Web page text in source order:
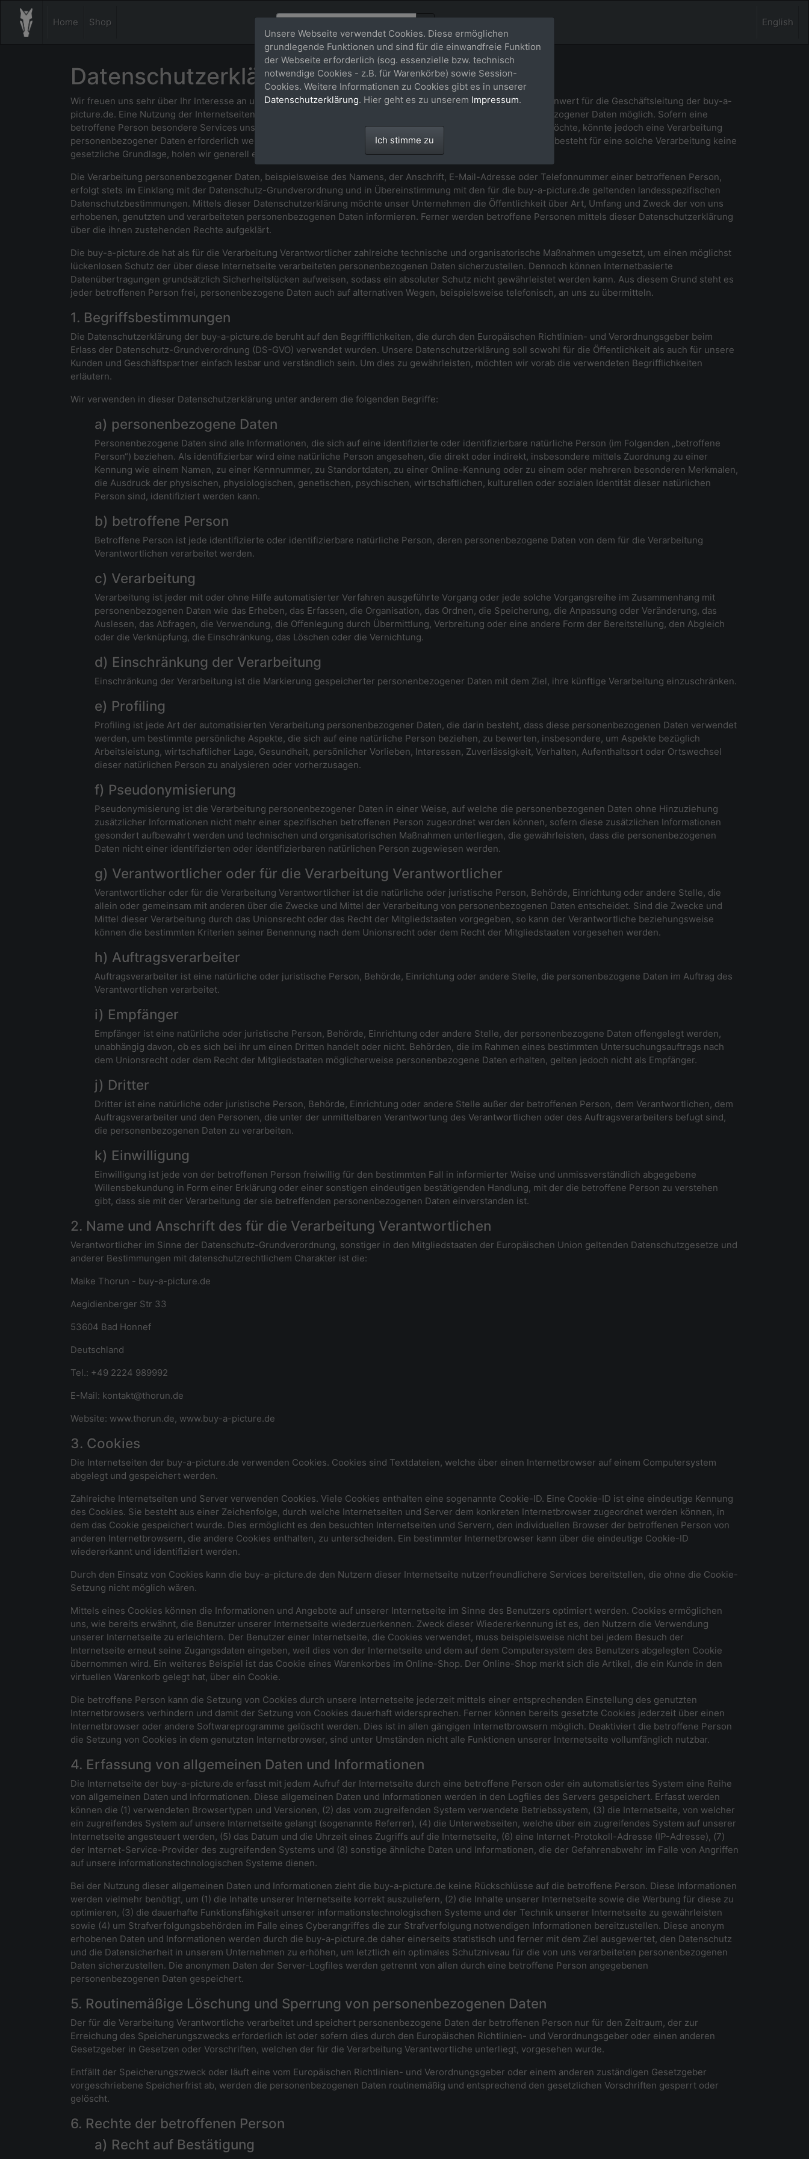
Home Shop English
Datenschutzerklärung
Wir freuen uns sehr über Ihr Interesse an unserem Unternehmen. Datenschutz hat einen besonders hohen Stellenwert für die Geschäftsleitung der buy-a-
picture.de. Eine Nutzung der Internetseiten der buy-a-picture.de ist grundsätzlich ohne jede Angabe personenbezogener Daten möglich. Sofern eine
betroffene Person besondere Services unseres Unternehmens über unsere Internetseite in Anspruch nehmen möchte, könnte jedoch eine Verarbeitung
personenbezogener Daten erforderlich werden. Ist die Verarbeitung personenbezogener Daten erforderlich und besteht für eine solche Verarbeitung keine
gesetzliche Grundlage, holen wir generell eine Einwilligung der betroffenen Person ein.
Die Verarbeitung personenbezogener Daten, beispielsweise des Namens, der Anschrift, E-Mail-Adresse oder Telefonnummer einer betroffenen Person,
erfolgt stets im Einklang mit der Datenschutz-Grundverordnung und in Übereinstimmung mit den für die buy-a-picture.de geltenden landesspezifischen
Datenschutzbestimmungen. Mittels dieser Datenschutzerklärung möchte unser Unternehmen die Öffentlichkeit über Art, Umfang und Zweck der von uns
erhobenen, genutzten und verarbeiteten personenbezogenen Daten informieren. Ferner werden betroffene Personen mittels dieser Datenschutzerklärung
über die ihnen zustehenden Rechte aufgeklärt.
Die buy-a-picture.de hat als für die Verarbeitung Verantwortlicher zahlreiche technische und organisatorische Maßnahmen umgesetzt, um einen möglichst
lückenlosen Schutz der über diese Internetseite verarbeiteten personenbezogenen Daten sicherzustellen. Dennoch können Internetbasierte
Datenübertragungen grundsätzlich Sicherheitslücken aufweisen, sodass ein absoluter Schutz nicht gewährleistet werden kann. Aus diesem Grund steht es
jeder betroffenen Person frei, personenbezogene Daten auch auf alternativen Wegen, beispielsweise telefonisch, an uns zu übermitteln.
1. Begriffsbestimmungen
Die Datenschutzerklärung der buy-a-picture.de beruht auf den Begrifflichkeiten, die durch den Europäischen Richtlinien- und Verordnungsgeber beim
Erlass der Datenschutz-Grundverordnung (DS-GVO) verwendet wurden. Unsere Datenschutzerklärung soll sowohl für die Öffentlichkeit als auch für unsere
Kunden und Geschäftspartner einfach lesbar und verständlich sein. Um dies zu gewährleisten, möchten wir vorab die verwendeten Begrifflichkeiten
erläutern.
Wir verwenden in dieser Datenschutzerklärung unter anderem die folgenden Begriffe:
a) personenbezogene Daten
Personenbezogene Daten sind alle Informationen, die sich auf eine identifizierte oder identifizierbare natürliche Person (im Folgenden „betroffene
Person“) beziehen. Als identifizierbar wird eine natürliche Person angesehen, die direkt oder indirekt, insbesondere mittels Zuordnung zu einer
Kennung wie einem Namen, zu einer Kennnummer, zu Standortdaten, zu einer Online-Kennung oder zu einem oder mehreren besonderen Merkmalen,
die Ausdruck der physischen, physiologischen, genetischen, psychischen, wirtschaftlichen, kulturellen oder sozialen Identität dieser natürlichen
Person sind, identifiziert werden kann.
b) betroffene Person
Betroffene Person ist jede identifizierte oder identifizierbare natürliche Person, deren personenbezogene Daten von dem für die Verarbeitung
Verantwortlichen verarbeitet werden.
c) Verarbeitung
Verarbeitung ist jeder mit oder ohne Hilfe automatisierter Verfahren ausgeführte Vorgang oder jede solche Vorgangsreihe im Zusammenhang mit
personenbezogenen Daten wie das Erheben, das Erfassen, die Organisation, das Ordnen, die Speicherung, die Anpassung oder Veränderung, das
Auslesen, das Abfragen, die Verwendung, die Offenlegung durch Übermittlung, Verbreitung oder eine andere Form der Bereitstellung, den Abgleich
oder die Verknüpfung, die Einschränkung, das Löschen oder die Vernichtung.
d) Einschränkung der Verarbeitung
Einschränkung der Verarbeitung ist die Markierung gespeicherter personenbezogener Daten mit dem Ziel, ihre künftige Verarbeitung einzuschränken.
e) Profiling
Profiling ist jede Art der automatisierten Verarbeitung personenbezogener Daten, die darin besteht, dass diese personenbezogenen Daten verwendet
werden, um bestimmte persönliche Aspekte, die sich auf eine natürliche Person beziehen, zu bewerten, insbesondere, um Aspekte bezüglich
Arbeitsleistung, wirtschaftlicher Lage, Gesundheit, persönlicher Vorlieben, Interessen, Zuverlässigkeit, Verhalten, Aufenthaltsort oder Ortswechsel
dieser natürlichen Person zu analysieren oder vorherzusagen.
f) Pseudonymisierung
Pseudonymisierung ist die Verarbeitung personenbezogener Daten in einer Weise, auf welche die personenbezogenen Daten ohne Hinzuziehung
zusätzlicher Informationen nicht mehr einer spezifischen betroffenen Person zugeordnet werden können, sofern diese zusätzlichen Informationen
gesondert aufbewahrt werden und technischen und organisatorischen Maßnahmen unterliegen, die gewährleisten, dass die personenbezogenen
Daten nicht einer identifizierten oder identifizierbaren natürlichen Person zugewiesen werden.
g) Verantwortlicher oder für die Verarbeitung Verantwortlicher
Verantwortlicher oder für die Verarbeitung Verantwortlicher ist die natürliche oder juristische Person, Behörde, Einrichtung oder andere Stelle, die
allein oder gemeinsam mit anderen über die Zwecke und Mittel der Verarbeitung von personenbezogenen Daten entscheidet. Sind die Zwecke und
Mittel dieser Verarbeitung durch das Unionsrecht oder das Recht der Mitgliedstaaten vorgegeben, so kann der Verantwortliche beziehungsweise
können die bestimmten Kriterien seiner Benennung nach dem Unionsrecht oder dem Recht der Mitgliedstaaten vorgesehen werden.
h) Auftragsverarbeiter
Auftragsverarbeiter ist eine natürliche oder juristische Person, Behörde, Einrichtung oder andere Stelle, die personenbezogene Daten im Auftrag des
Verantwortlichen verarbeitet.
i) Empfänger
Empfänger ist eine natürliche oder juristische Person, Behörde, Einrichtung oder andere Stelle, der personenbezogene Daten offengelegt werden,
unabhängig davon, ob es sich bei ihr um einen Dritten handelt oder nicht. Behörden, die im Rahmen eines bestimmten Untersuchungsauftrags nach
dem Unionsrecht oder dem Recht der Mitgliedstaaten möglicherweise personenbezogene Daten erhalten, gelten jedoch nicht als Empfänger.
j) Dritter
Dritter ist eine natürliche oder juristische Person, Behörde, Einrichtung oder andere Stelle außer der betroffenen Person, dem Verantwortlichen, dem
Auftragsverarbeiter und den Personen, die unter der unmittelbaren Verantwortung des Verantwortlichen oder des Auftragsverarbeiters befugt sind,
die personenbezogenen Daten zu verarbeiten.
k) Einwilligung
Einwilligung ist jede von der betroffenen Person freiwillig für den bestimmten Fall in informierter Weise und unmissverständlich abgegebene
Willensbekundung in Form einer Erklärung oder einer sonstigen eindeutigen bestätigenden Handlung, mit der die betroffene Person zu verstehen
gibt, dass sie mit der Verarbeitung der sie betreffenden personenbezogenen Daten einverstanden ist.
2. Name und Anschrift des für die Verarbeitung Verantwortlichen
Verantwortlicher im Sinne der Datenschutz-Grundverordnung, sonstiger in den Mitgliedstaaten der Europäischen Union geltenden Datenschutzgesetze und
anderer Bestimmungen mit datenschutzrechtlichem Charakter ist die:
Maike Thorun - buy-a-picture.de
Aegidienberger Str 33
53604 Bad Honnef
Deutschland
Tel.: +49 2224 989992
E-Mail: kontakt@thorun.de
Website: www.thorun.de, www.buy-a-picture.de
3. Cookies
Die Internetseiten der buy-a-picture.de verwenden Cookies. Cookies sind Textdateien, welche über einen Internetbrowser auf einem Computersystem
abgelegt und gespeichert werden.
Zahlreiche Internetseiten und Server verwenden Cookies. Viele Cookies enthalten eine sogenannte Cookie-ID. Eine Cookie-ID ist eine eindeutige Kennung
des Cookies. Sie besteht aus einer Zeichenfolge, durch welche Internetseiten und Server dem konkreten Internetbrowser zugeordnet werden können, in
dem das Cookie gespeichert wurde. Dies ermöglicht es den besuchten Internetseiten und Servern, den individuellen Browser der betroffenen Person von
anderen Internetbrowsern, die andere Cookies enthalten, zu unterscheiden. Ein bestimmter Internetbrowser kann über die eindeutige Cookie-ID
wiedererkannt und identifiziert werden.
Durch den Einsatz von Cookies kann die buy-a-picture.de den Nutzern dieser Internetseite nutzerfreundlichere Services bereitstellen, die ohne die Cookie-
Setzung nicht möglich wären.
Mittels eines Cookies können die Informationen und Angebote auf unserer Internetseite im Sinne des Benutzers optimiert werden. Cookies ermöglichen
uns, wie bereits erwähnt, die Benutzer unserer Internetseite wiederzuerkennen. Zweck dieser Wiedererkennung ist es, den Nutzern die Verwendung
unserer Internetseite zu erleichtern. Der Benutzer einer Internetseite, die Cookies verwendet, muss beispielsweise nicht bei jedem Besuch der
Internetseite erneut seine Zugangsdaten eingeben, weil dies von der Internetseite und dem auf dem Computersystem des Benutzers abgelegten Cookie
übernommen wird. Ein weiteres Beispiel ist das Cookie eines Warenkorbes im Online-Shop. Der Online-Shop merkt sich die Artikel, die ein Kunde in den
virtuellen Warenkorb gelegt hat, über ein Cookie.
Die betroffene Person kann die Setzung von Cookies durch unsere Internetseite jederzeit mittels einer entsprechenden Einstellung des genutzten
Internetbrowsers verhindern und damit der Setzung von Cookies dauerhaft widersprechen. Ferner können bereits gesetzte Cookies jederzeit über einen
Internetbrowser oder andere Softwareprogramme gelöscht werden. Dies ist in allen gängigen Internetbrowsern möglich. Deaktiviert die betroffene Person
die Setzung von Cookies in dem genutzten Internetbrowser, sind unter Umständen nicht alle Funktionen unserer Internetseite vollumfänglich nutzbar.
4. Erfassung von allgemeinen Daten und Informationen
Die Internetseite der buy-a-picture.de erfasst mit jedem Aufruf der Internetseite durch eine betroffene Person oder ein automatisiertes System eine Reihe
von allgemeinen Daten und Informationen. Diese allgemeinen Daten und Informationen werden in den Logfiles des Servers gespeichert. Erfasst werden
können die (1) verwendeten Browsertypen und Versionen, (2) das vom zugreifenden System verwendete Betriebssystem, (3) die Internetseite, von welcher
ein zugreifendes System auf unsere Internetseite gelangt (sogenannte Referrer), (4) die Unterwebseiten, welche über ein zugreifendes System auf unserer
Internetseite angesteuert werden, (5) das Datum und die Uhrzeit eines Zugriffs auf die Internetseite, (6) eine Internet-Protokoll-Adresse (IP-Adresse), (7)
der Internet-Service-Provider des zugreifenden Systems und (8) sonstige ähnliche Daten und Informationen, die der Gefahrenabwehr im Falle von Angriffen
auf unsere informationstechnologischen Systeme dienen.
Bei der Nutzung dieser allgemeinen Daten und Informationen zieht die buy-a-picture.de keine Rückschlüsse auf die betroffene Person. Diese Informationen
werden vielmehr benötigt, um (1) die Inhalte unserer Internetseite korrekt auszuliefern, (2) die Inhalte unserer Internetseite sowie die Werbung für diese zu
optimieren, (3) die dauerhafte Funktionsfähigkeit unserer informationstechnologischen Systeme und der Technik unserer Internetseite zu gewährleisten
sowie (4) um Strafverfolgungsbehörden im Falle eines Cyberangriffes die zur Strafverfolgung notwendigen Informationen bereitzustellen. Diese anonym
erhobenen Daten und Informationen werden durch die buy-a-picture.de daher einerseits statistisch und ferner mit dem Ziel ausgewertet, den Datenschutz
und die Datensicherheit in unserem Unternehmen zu erhöhen, um letztlich ein optimales Schutzniveau für die von uns verarbeiteten personenbezogenen
Daten sicherzustellen. Die anonymen Daten der Server-Logfiles werden getrennt von allen durch eine betroffene Person angegebenen
personenbezogenen Daten gespeichert.
5. Routinemäßige Löschung und Sperrung von personenbezogenen Daten
Der für die Verarbeitung Verantwortliche verarbeitet und speichert personenbezogene Daten der betroffenen Person nur für den Zeitraum, der zur
Erreichung des Speicherungszwecks erforderlich ist oder sofern dies durch den Europäischen Richtlinien- und Verordnungsgeber oder einen anderen
Gesetzgeber in Gesetzen oder Vorschriften, welchen der für die Verarbeitung Verantwortliche unterliegt, vorgesehen wurde.
Entfällt der Speicherungszweck oder läuft eine vom Europäischen Richtlinien- und Verordnungsgeber oder einem anderen zuständigen Gesetzgeber
vorgeschriebene Speicherfrist ab, werden die personenbezogenen Daten routinemäßig und entsprechend den gesetzlichen Vorschriften gesperrt oder
gelöscht.
6. Rechte der betroffenen Person
a) Recht auf Bestätigung
Unsere Webseite verwendet Cookies. Diese ermöglichen
grundlegende Funktionen und sind für die einwandfreie Funktion
der Webseite erforderlich (sog. essenzielle bzw. technisch
notwendige Cookies - z.B. für Warenkörbe) sowie Session-
Cookies. Weitere Informationen zu Cookies gibt es in unserer
Datenschutzerklärung. Hier geht es zu unserem Impressum.
Ich stimme zu